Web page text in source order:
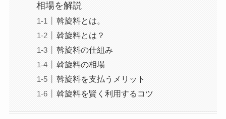
相場を解説
斡旋料とは。
斡旋料とは？
斡旋料の仕組み
斡旋料の相場
斡旋料を支払うメリット
斡旋料を賢く利用するコツ